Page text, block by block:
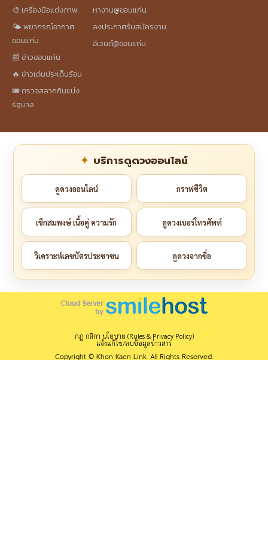
🎨 เครื่องมือแต่งภาพ
🌤️ พยากรณ์อากาศ
ขอนแก่น
📰 ข่าวขอนแก่น
🔥 ข่าวเด่นประเด็นร้อน
🎟️ ตรวจสลากกินแบ่ง
รัฐบาล
หางาน@ขอนแก่น
ลงประกาศรับสมัครงาน
อีเวนต์@ขอนแก่น
บริการดูดวงออนไลน์
ดูดวงออนไลน์ กราฟชีวิต
เช็กสมพงษ์ เนื้อคู่ ความรัก ดูดวงเบอร์โทรศัพท์
วิเคราะห์เลขบัตรประชาชน ดูดวงจากชื่อ
กฎ กติกา นโยบาย (Rules & Privacy Policy)
แจ้งแก้ไข/ลบข้อมูลข่าวสาร
Copyright © Khon Kaen Link. All Rights Reserved.